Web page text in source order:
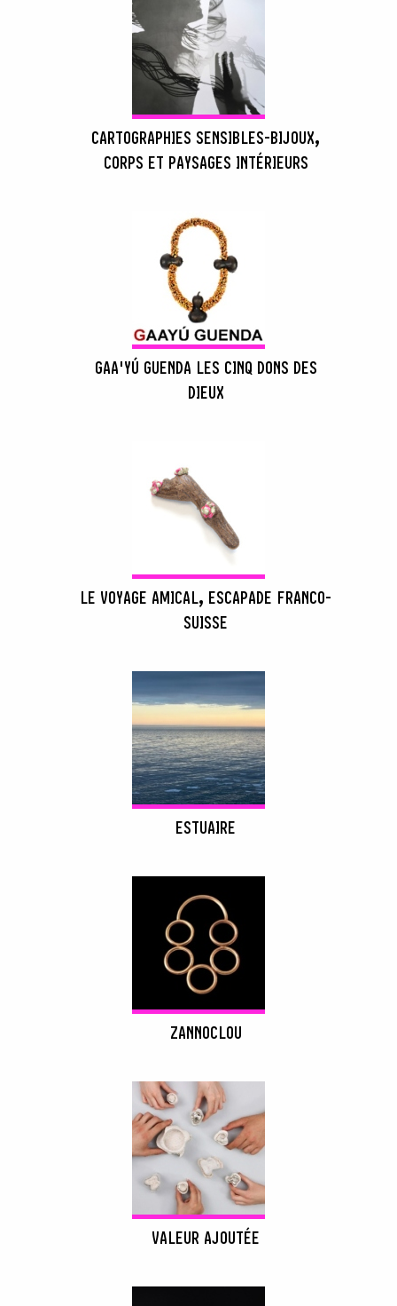
CARTOGRAPHIES SENSIBLES-BIJOUX,
CORPS ET PAYSAGES INTÉRIEURS
GAA'YÚ GUENDA LES CINQ DONS DES
DIEUX
LE VOYAGE AMICAL, ESCAPADE FRANCO-
SUISSE
ESTUAIRE
ZANNOCLOU
VALEUR AJOUTÉE